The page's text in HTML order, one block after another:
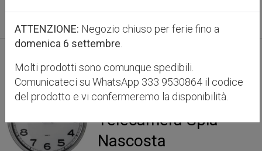
Codice Articolo PLM-ORLGTCM
Orologio con
Telecamera Spia
Nascosta
ATTENZIONE: Negozio chiuso per ferie fino a
domenica 6 settembre
Molti prodotti sono comunque spedibili.
Comunicateci su WhatsApp 333 9530864 il codice
del prodotto e vi confermeremo la disponibilità.